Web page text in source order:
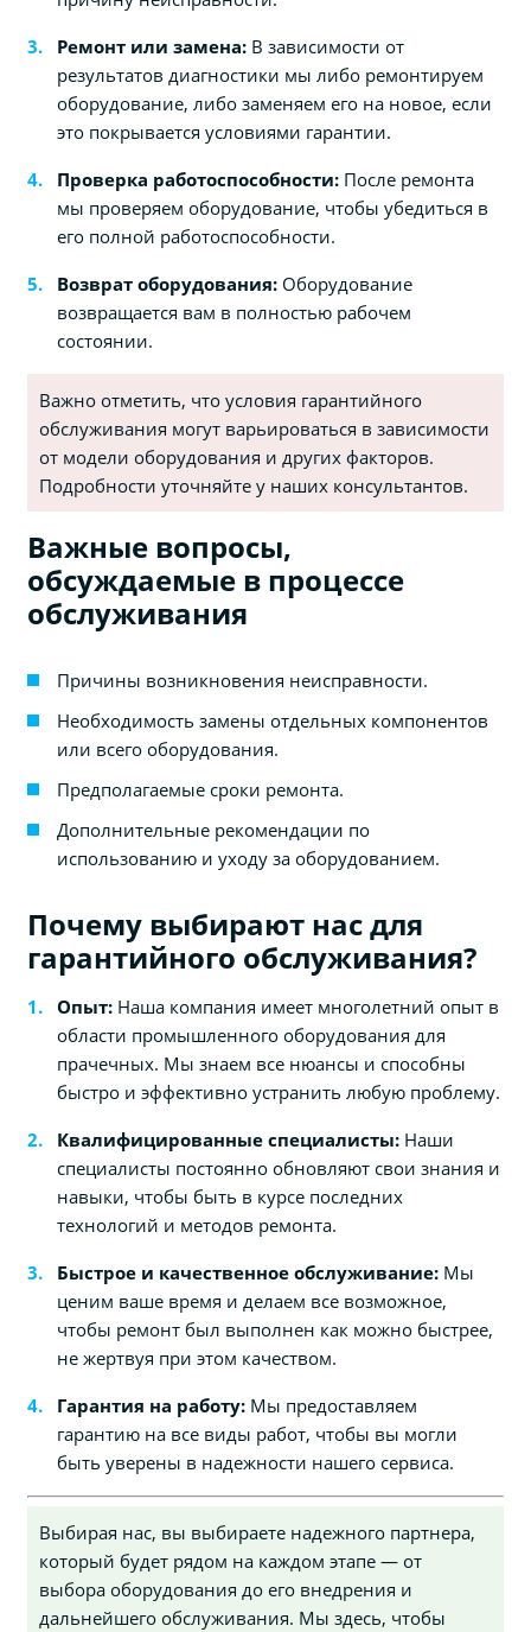
Ремонт или замена: В зависимости от
результатов диагностики мы либо ремонтируем
оборудование, либо заменяем его на новое, если
это покрывается условиями гарантии.
Проверка работоспособности: После ремонта
мы проверяем оборудование, чтобы убедиться в
его полной работоспособности.
Возврат оборудования: Оборудование
возвращается вам в полностью рабочем
состоянии.
Важно отметить, что условия гарантийного
обслуживания могут варьироваться в зависимости
от модели оборудования и других факторов.
Подробности уточняйте у наших консультантов.
Важные вопросы,
обсуждаемые в процессе
обслуживания
Причины возникновения неисправности.
Необходимость замены отдельных компонентов
или всего оборудования.
Предполагаемые сроки ремонта.
Дополнительные рекомендации по
использованию и уходу за оборудованием.
Почему выбирают нас для
гарантийного обслуживания?
Опыт: Наша компания имеет многолетний опыт в
области промышленного оборудования для
прачечных. Мы знаем все нюансы и способны
быстро и эффективно устранить любую проблему.
Квалифицированные специалисты: Наши
специалисты постоянно обновляют свои знания и
навыки, чтобы быть в курсе последних
технологий и методов ремонта.
Быстрое и качественное обслуживание: Мы
ценим ваше время и делаем все возможное,
чтобы ремонт был выполнен как можно быстрее,
не жертвуя при этом качеством.
Гарантия на работу: Мы предоставляем
гарантию на все виды работ, чтобы вы могли
быть уверены в надежности нашего сервиса.
Выбирая нас, вы выбираете надежного партнера,
который будет рядом на каждом этапе — от
выбора оборудования до его внедрения и
дальнейшего обслуживания. Мы здесь, чтобы